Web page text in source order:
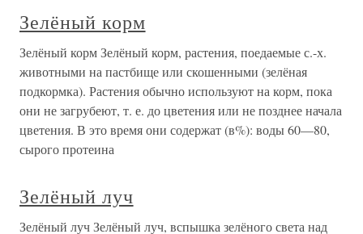
Зелёный корм
Зелёный корм Зелёный корм, растения, поедаемые с.-х.
животными на пастбище или скошенными (зелёная
подкормка). Растения обычно используют на корм, пока
они не загрубеют, т. е. до цветения или не позднее начала
цветения. В это время они содержат (в%): воды 60—80,
сырого протеина
Зелёный луч
Зелёный луч Зелёный луч, вспышка зелёного света над